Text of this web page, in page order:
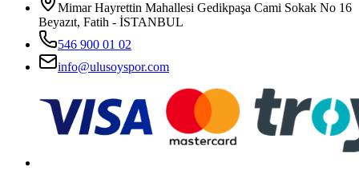
Mimar Hayrettin Mahallesi Gedikpaşa Cami Sokak No 16
Beyazıt, Fatih - İSTANBUL
546 900 01 02
info@ulusoyspor.com